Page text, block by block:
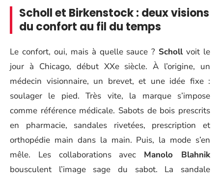
Scholl et Birkenstock : deux visions
du confort au fil du temps
Le confort, oui, mais à quelle sauce ? Schollvoit le
jour à Chicago, début XXe siècle. À l’origine, un
médecin visionnaire, un brevet, et une idée fixe :
soulager le pied. Très vite, la marque s’impose
comme référence médicale. Sabots de bois prescrits
en pharmacie, sandales rivetées, prescription et
orthopédie main dans la main. Puis, la mode s’en
mêle. Les collaborations avec Manolo Blahnik
bousculent l’image sage du sabot. La sandale